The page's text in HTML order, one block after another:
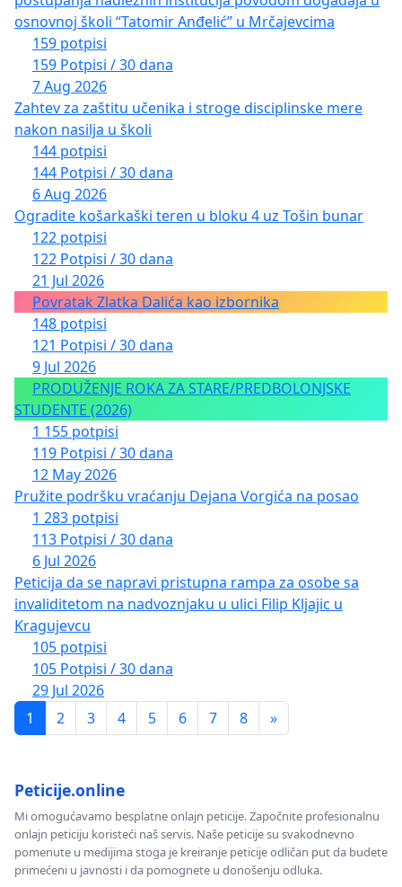
osnovnoj školi “Tatomir Anđelić” u Mrčajevcima
159 potpisi
159 Potpisi / 30 dana
7 Aug 2026
Zahtev za zaštitu učenika i stroge disciplinske mere
nakon nasilja u školi
144 potpisi
144 Potpisi / 30 dana
6 Aug 2026
Ogradite košarkaški teren u bloku 4 uz Tošin bunar
122 potpisi
122 Potpisi / 30 dana
21 Jul 2026
Povratak Zlatka Dalića kao izbornika
148 potpisi
121 Potpisi / 30 dana
9 Jul 2026
PRODUŽENJE ROKA ZA STARE/PREDBOLONJSKE
STUDENTE (2026)
1 155 potpisi
119 Potpisi / 30 dana
12 May 2026
Pružite podršku vraćanju Dejana Vorgića na posao
1 283 potpisi
113 Potpisi / 30 dana
6 Jul 2026
Peticija da se napravi pristupna rampa za osobe sa
invaliditetom na nadvoznjaku u ulici Filip Kljajic u
Kragujevcu
105 potpisi
105 Potpisi / 30 dana
29 Jul 2026
1
2 3 4 5 6 7 8 »
Peticije.online
Mi omogućavamo besplatne onlajn peticije. Započnite profesionalnu
onlajn peticiju koristeći naš servis. Naše peticije su svakodnevno
pomenute u medijima stoga je kreiranje peticije odličan put da budete
primećeni u javnosti i da pomognete u donošenju odluka.